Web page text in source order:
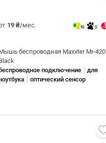
19 ₴/мес. 10 5
беспроводная Maxxter Mr-420
подключение
для
оптический сенсор